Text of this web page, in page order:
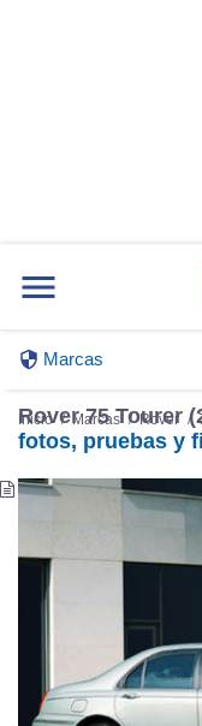
Marcas
Inicio Marcas Rover
Rover 75 Tourer
fotos, pruebas y